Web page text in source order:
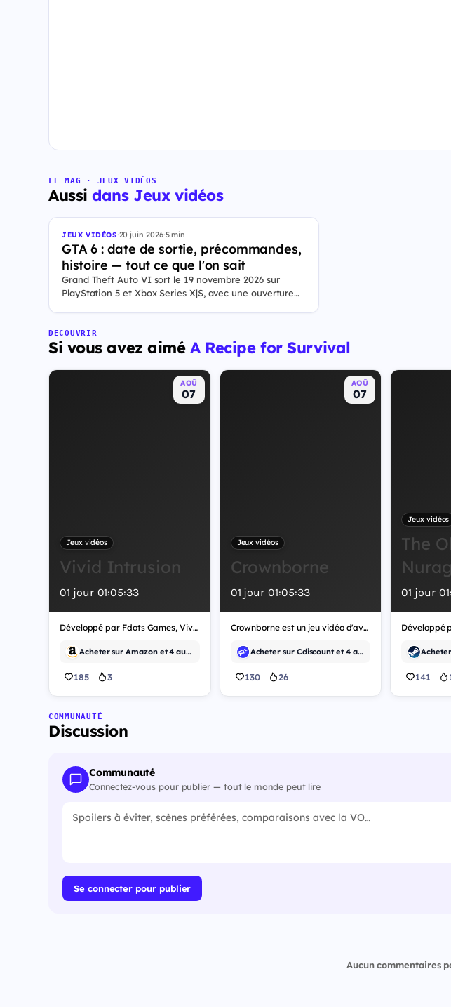
LE MAG · JEUX VIDÉOS
Aussidans Jeux vidéos
JEUX VIDÉOS·20 juin 2026·5 min
GTA 6 : date de sortie, précommandes,
histoire — tout ce que l'on sait
Grand Theft Auto VI sort le 19 novembre 2026 sur
PlayStation 5 et Xbox Series X|S, avec une ouverture
City. Il met en scène pour la première fois un duo de
protagonistes jouables, Jason et Lucia, cette dernière
étant la première héroïne jouable d'un GTA principal.
DÉCOUVRIR
Si vous avez aiméA Recipe for Survival
AOÛ
07
Jeux vidéos
Vivid Intrusion
01 jour 01:05:32
Développé par Fdots Games, Vivid Intrusion est un jeu vidéo de tir.
Acheter sur Amazon et 4 autres
185 3
AOÛ
07
Jeux vidéos
Crownborne
01 jour 01:05:32
Crownborne est un jeu vidéo d'aventure.
Acheter sur Cdiscount et 4 autres
130 26
Jeux vidéos
The
01 jour 01
141
COMMUNAUTÉ
Discussion
Communauté
Connectez-vous pour publier — tout le monde peut lire
Se connecter pour publier
Aucun commentaires